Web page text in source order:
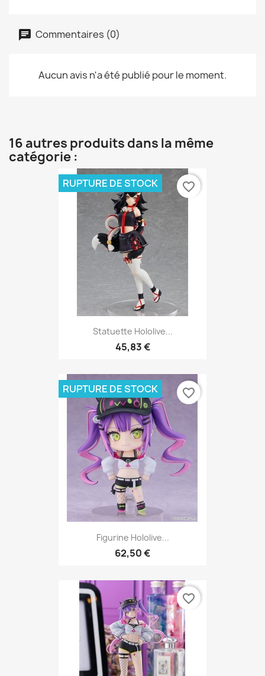
Commentaires (0)
Aucun avis n'a été publié pour le moment.
16 autres produits dans la même
catégorie :
Statuette Hololive...
45,83 €
RUPTURE DE STOCK favorite_border
Figurine Hololive...
62,50 €
RUPTURE DE STOCK favorite_border
favorite_border